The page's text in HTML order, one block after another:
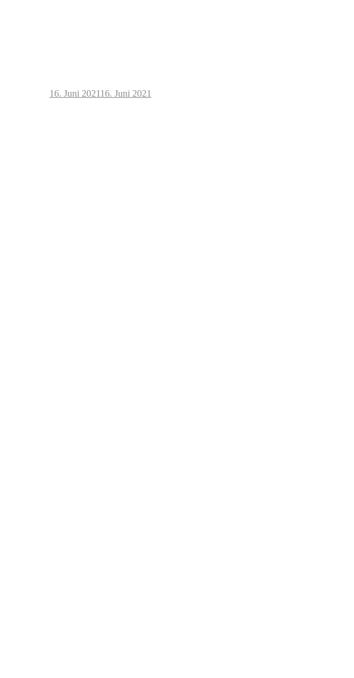
16. Juni 202116. Juni 2021